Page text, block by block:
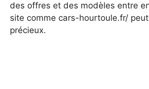
des offres et des modèles entre
site comme cars-hourtoule.fr/
précieux.